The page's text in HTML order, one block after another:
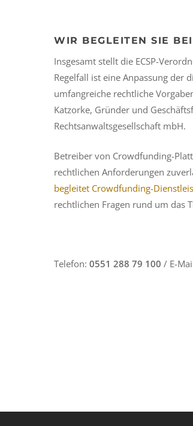
WIR BEGLEITEN SIE
Insgesamt stellt die ECSP-
Regelfall ist eine Anpassung der
umfangreiche rechtliche
Katzorke, Gründer und
Rechtsanwaltsgesellschaft mbH.
Betreiber von Crowdfunding-
rechtlichen Anforderungen
begleitet Crowdfunding-
rechtlichen Fragen rund um das
Telefon: 0551 288 79 100 / E-